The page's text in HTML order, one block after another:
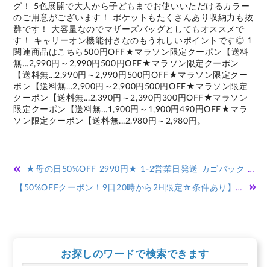
グ！ 5色展開で大人から子どもまでお使いいただけるカラー
のご用意がございます！ ポケットもたくさんあり収納力も抜
群です！ 大容量なのでマザーズバッグとしてもオススメで
す！ キャリーオン機能付きなのもうれしいポイントです◎ 1
関連商品はこちら500円OFF★マラソン限定クーポン【送料
無...2,990円～2,990円500円OFF★マラソン限定クーポン
【送料無...2,990円～2,990円500円OFF★マラソン限定クー
ポン【送料無...2,900円～2,900円500円OFF★マラソン限定
クーポン【送料無...2,390円～2,390円300円OFF★マラソン
限定クーポン【送料無...1,900円～1,900円490円OFF★マラ
ソン限定クーポン【送料無...2,980円～2,980円。
投
稿
★母の日50%OFF 2990円★ 1-2営業日発送 カゴバック ショルダー かごバッグ ベージュ カジュアル 大容量 通勤 春 カゴバッグ レディース ショルダーバッグ ブラウン 夏 シンプル バッグ 大人かわいい 収納 旅行 斜めがけ ママバッグ ファスナー ビーチ バッグ BAG 手編み
【50%OFFクーポン！9日20時から2H限定☆条件あり】化粧ポーチ 機能的 自立 メイクポーチ 小物入れ 大容量 ブラシ入れ付き 可愛い ポーチ トラベルポーチ 大きめ かわいい おしゃれ 縦型 収納 シンプル 韓国 バッグインバッグ 使いやすい
お探しのワードで検索できます